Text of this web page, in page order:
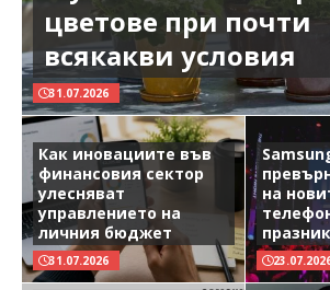
цветове при почти
всякакви условия
31.07.2026
Как иновациите във
финансовия сектор
улесняват
управлението на
личния бюджет
31.07.2026
на